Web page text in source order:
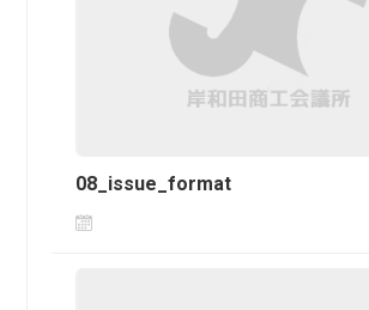
08_issue_format